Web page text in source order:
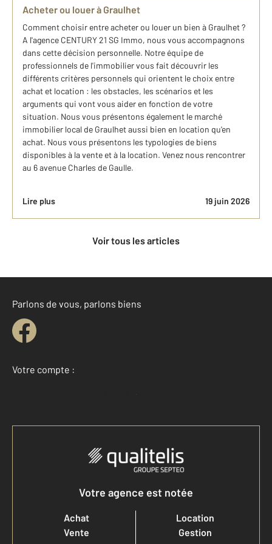
Acheter ou louer à Graulhet
Comment choisir entre acheter ou louer un bien à Graulhet ?
A l'agence CENTURY 21 SG Immo, nous vous accompagnons
dans cette décision personnelle. Notre équipe de
professionnels de l'immobilier vous fait découvrir les
différents critères personnels qui orientent le choix entre
achat et location : les obstacles, les scénarios et les
arguments qui vont vous aider en fonction de votre
situation. Nous vous présentons également le marché
immobilier local de Graulhet aussi bien en location qu'en
achat. Nous vous présentons les typologies de biens
disponibles à la vente et à la location. Venez nous rencontrer
au 6 avenue Charles de Gaulle.
Lire plus 19 juin 2026
Voir tous les articles
Parlons de vous, parlons biens
Votre compte :
Accéder à mon compte
Votre agence est notée
Achat
Vente
Location
Gestion